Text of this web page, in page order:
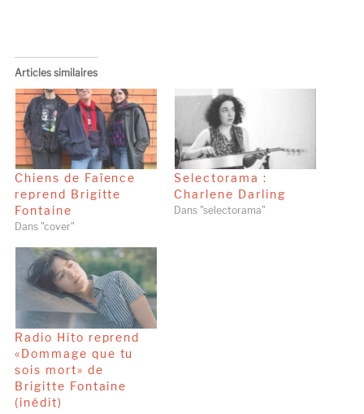
Articles similaires
Chiens de Faïence
reprend Brigitte
Fontaine
Dans "cover"
Selectorama :
Charlene Darling
Dans "selectorama"
Radio Hito reprend
«Dommage que tu
sois mort» de
Brigitte Fontaine
(inédit)